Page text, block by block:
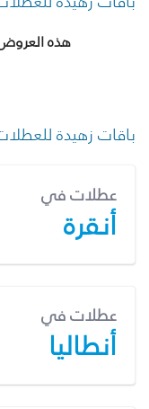
هذه
باقات زهيدة
عطلات في
أنقرة
عطلات في
أنطاليا